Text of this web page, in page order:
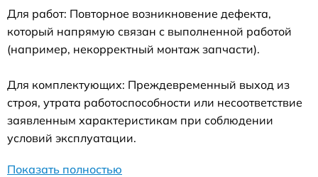
Для работ: Повторное возникновение дефекта,
который напрямую связан с выполненной работой
(например, некорректный монтаж запчасти).
Для комплектующих: Преждевременный выход из
строя, утрата работоспособности или несоответствие
заявленным характеристикам при соблюдении
условий эксплуатации.
Показать полностью